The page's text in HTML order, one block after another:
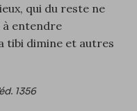
qui du reste ne
à entendre
tibi dimine et autres
1356